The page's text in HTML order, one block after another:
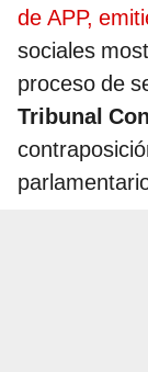
de APP,
sociales
proceso de
Tribunal